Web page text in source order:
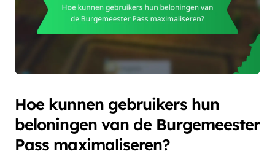
Hoe kunnen gebruikers hun
beloningen van de Burgemeester
Pass maximaliseren?